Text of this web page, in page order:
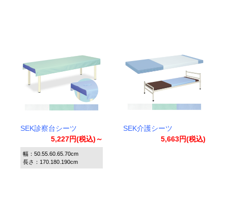
SEK診察台シーツ
5,227円(税込)～
幅：50.55.60.65.70cm
長さ：170.180.190cm
SEK介護シーツ
5,663円(税込)